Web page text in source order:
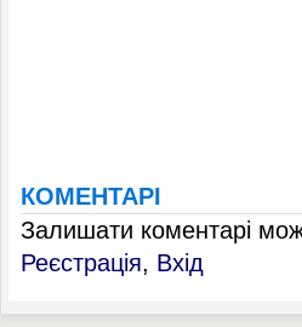
КОМЕНТАРІ
Залишати коментарі
Реєстрація, Вхід